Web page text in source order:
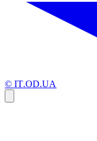
© IT.OD.UA